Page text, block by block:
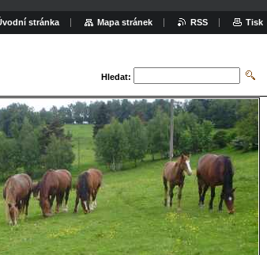
Hledat:
stránka Mapa stránek RSS Tisk